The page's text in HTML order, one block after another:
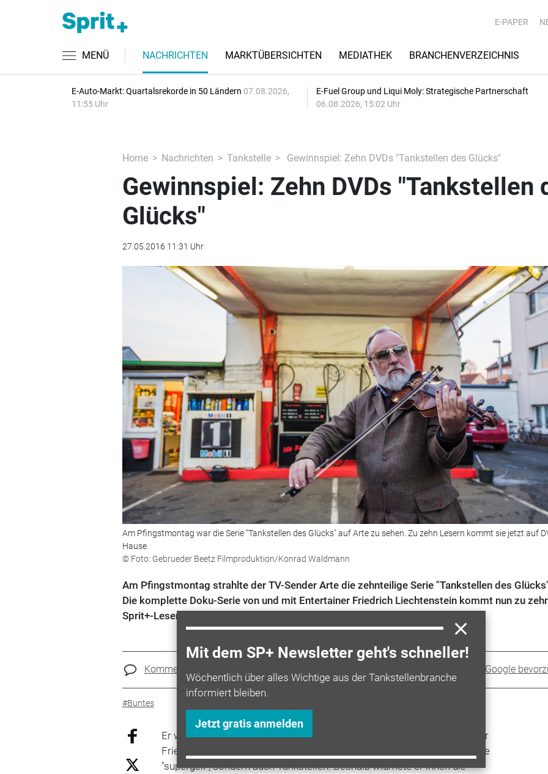
E-PAPER
MENÜ NACHRICHTEN MARKTÜBERSICHTEN MEDIATHEK BRANCHENVERZEICHNIS
E-Auto-Markt: Quartalsrekorde in 50 Ländern 07.08.2026,
11:55 Uhr
E-Fuel Group und Liqui Moly: Strategische Partnerschaft
06.08.2026, 15:02 Uhr
Home Nachrichten Tankstelle Gewinnspiel: Zehn DVDs "Tankstellen des Glücks"
Gewinnspiel: Zehn DVDs "Tankstellen
Glücks"
27.05.2016 11:31 Uhr
Am Pfingstmontag war die Serie "Tankstellen des Glücks" auf Arte zu sehen. Zu zehn Lesern kommt sie jetzt auf
Hause.
© Foto: Gebrueder Beetz Filmproduktion/Konrad Waldmann
Am Pfingstmontag strahlte der TV-Sender Arte die zehnteilige Serie "Tankstellen des
Die komplette Doku-Serie von und mit Entertainer Friedrich Liechtenstein kommt nun zu
Sprit+-Lesern nach Hause.
Kommentare Sprit+ bei Google
#Buntes
Mit dem SP+ Newsletter geht's schneller!
Wöchentlich über alles Wichtige aus der Tankstellenbranche
informiert bleiben.
Jetzt gratis anmelden
Er war das vollbärtige Gesicht der skurrilen Edeka-Werbung: der Künstler
Friedrich Liechtenstein. Der Entertainer findet aber nicht nur Supermärkte
"supergeil“, sondern auch Tankstellen. Deshalb widmete er ihnen die